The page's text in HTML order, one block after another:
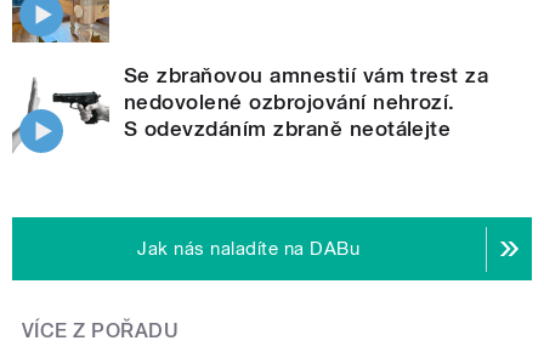
Se zbraňovou amnestií vám trest za
nedovolené ozbrojování nehrozí.
S odevzdáním zbraně neotálejte
Jak nás naladíte na DABu
VÍCE Z POŘADU